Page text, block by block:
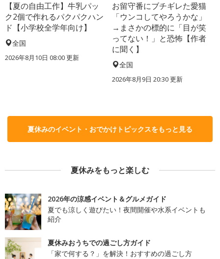
【夏の自由工作】牛乳パッ
ク2個で作れるパクパクハン
ド【小学校全学年向け】
全国
2026年8月10日 08:00更新
お留守番にブチギレた愛猫
「ウンコしてやろうかな」
→まさかの標的に「目が笑
ってない！」と恐怖【作者
に聞く】
全国
2026年8月9日 20:30更新
夏休みのイベント・おでかけトピックスをもっと見る
夏休みをもっと楽しむ
2026年の涼感イベント＆グルメガイド
夏でも涼しく遊びたい！夜間開催や水系イベントも
紹介
夏休みおうちでの過ごし方ガイド
「家で何する？」を解決！おすすめの過ごし方